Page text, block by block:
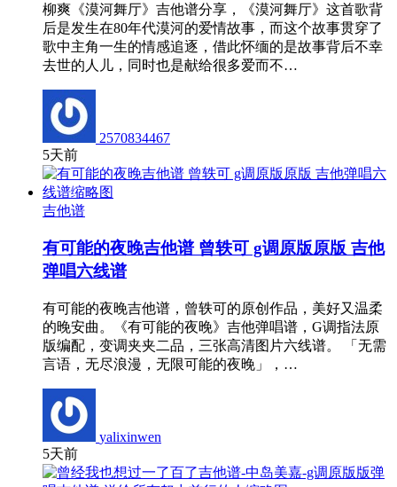
柳爽《漠河舞厅》吉他谱分享，《漠河舞厅》这首歌背
后是发生在80年代漠河的爱情故事，而这个故事贯穿了
歌中主角一生的情感追逐，借此怀缅的是故事背后不幸
去世的人儿，同时也是献给很多爱而不…
2570834467
5天前
吉他谱
有可能的夜晚吉他谱 曾轶可 g调原版原版 吉他
弹唱六线谱
有可能的夜晚吉他谱，曾轶可的原创作品，美好又温柔
的晚安曲。《有可能的夜晚》吉他弹唱谱，G调指法原
版编配，变调夹夹二品，三张高清图片六线谱。 「无需
言语，无尽浪漫，无限可能的夜晚」，…
yalixinwen
5天前